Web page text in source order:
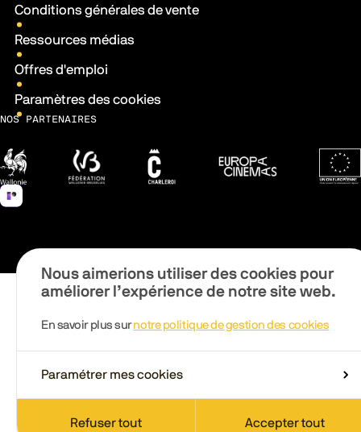
Conditions générales de vente
Ressources médias
Offres d'emploi
Paramètres des cookies
NOS PARTENAIRES
Wallonie Fédération Wallonie-Bruxelles
Ville de CharleroiEuropa Cinemas
Nous aimerions utiliser des cookies pour
améliorer l’expérience de notre site web.
En savoir plus surnotre politique de gestion des cookies
Paramétrer mes cookies
Refuser tout Accepter tout